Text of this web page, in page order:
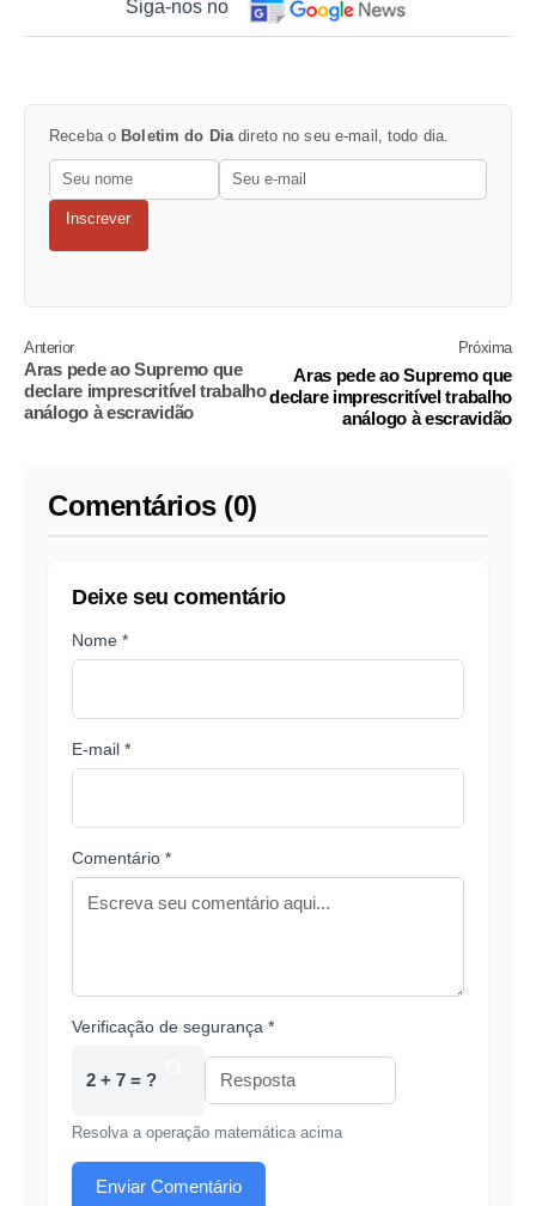
Siga-nos no
Receba o Boletim do Diadireto no seu e-mail, todo dia.
Inscrever
Anterior
Aras pede ao Supremo que
declare imprescritível trabalho
análogo à escravidão
Próxima
Aras pede ao Supremo que
declare imprescritível trabalho
análogo à escravidão
Comentários (0)
Deixe seu comentário
Nome *
E-mail *
Comentário *
Verificação de segurança *
2 + 7 = ?
Resolva a operação matemática acima
Enviar Comentário